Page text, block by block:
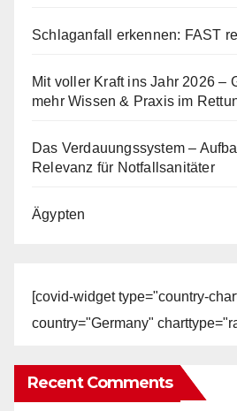
Schlaganfall erkennen: FAST
Mit voller Kraft ins Jahr 2026 –
mehr Wissen & Praxis im
Das Verdauungssystem –
Relevanz für Notfallsanitäter
Ägypten
[covid-widget type="country-
country="Germany"
Recent Comments